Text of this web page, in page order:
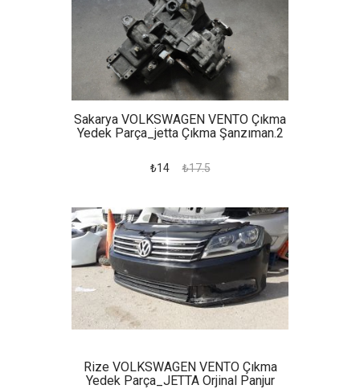
Sakarya VOLKSWAGEN VENTO Çıkma
Yedek Parça_jetta Çıkma Şanzıman.2
₺14 ₺17.5
Rize VOLKSWAGEN VENTO Çıkma
Yedek Parça_JETTA Orjinal Panjur